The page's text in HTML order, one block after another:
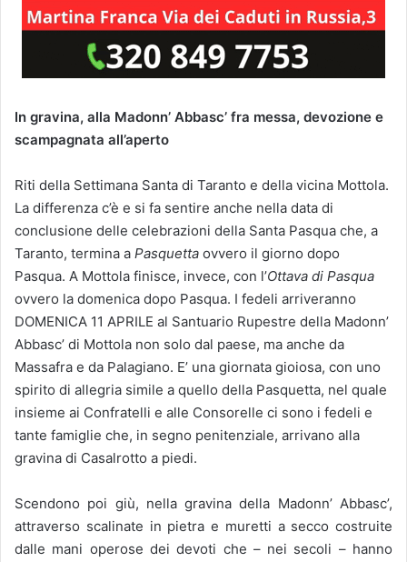
In gravina, alla Madonn’ Abbasc’ fra messa, devozione e
scampagnata all’aperto
Riti della Settimana Santa di Taranto e della vicina Mottola.
La differenza c’è e si fa sentire anche nella data di
conclusione delle celebrazioni della Santa Pasqua che, a
Taranto, termina a Pasquetta ovvero il giorno dopo
Pasqua. A Mottola finisce, invece, con l’Ottava di Pasqua
ovvero la domenica dopo Pasqua. I fedeli arriveranno
DOMENICA 11 APRILE al Santuario Rupestre della Madonn’
Abbasc’ di Mottola non solo dal paese, ma anche da
Massafra e da Palagiano. E’ una giornata gioiosa, con uno
spirito di allegria simile a quello della Pasquetta, nel quale
insieme ai Confratelli e alle Consorelle ci sono i fedeli e
tante famiglie che, in segno penitenziale, arrivano alla
gravina di Casalrotto a piedi.
Scendono poi giù, nella gravina della Madonn’ Abbasc’,
attraverso scalinate in pietra e muretti a secco costruite
dalle mani operose dei devoti che – nei secoli – hanno